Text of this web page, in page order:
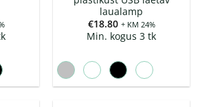
laualamp
€18.80 + KM 24%
Min. kogus 3 tk